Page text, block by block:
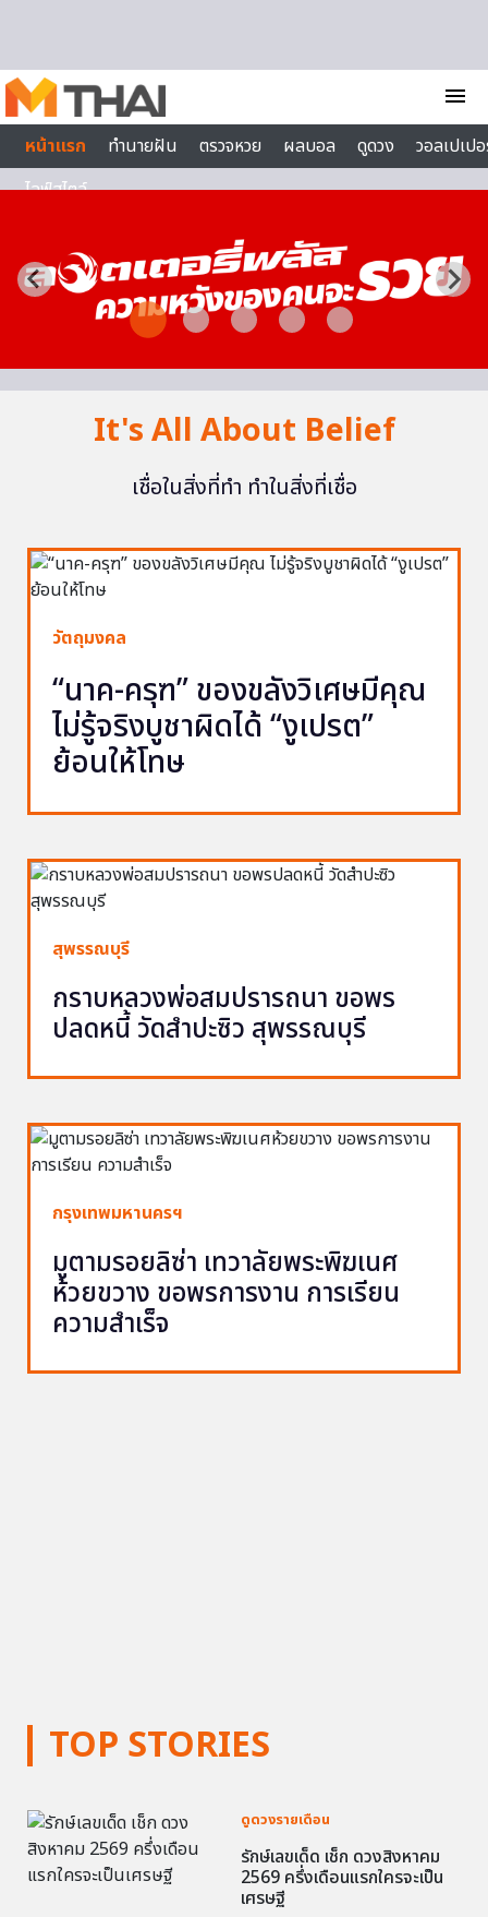
menu
หน้าแรก
ทำนายฝัน ตรวจหวย ผลบอล ดูดวง
วอลเปเป
ไลฟ์สไตล์
It's All About Belief
เชื่อในสิ่งที่ทำ ทำในสิ่งที่เชื่อ
TOP STORIES
ดูดวงรายเดือน
รักษ์เลขเด็ด เช็ก ดวงสิงหาคม
2569 ครึ่งเดือนแรกใครจะเป็น
เศรษฐี
วัตถุมงคล
“นาค-ครุฑ” ของขลังวิเศษมีคุณ
ไม่รู้จริงบูชาผิดได้ “งูเปรต”
ย้อนให้โทษ
สุพรรณบุรี
กราบหลวงพ่อสมปรารถนา ขอพร
ปลดหนี้ วัดสำปะซิว สุพรรณบุรี
กรุงเทพมหานครฯ
มูตามรอยลิซ่า เทวาลัยพระพิฆเนศ
ห้วยขวาง ขอพรการงาน การเรียน
ความสำเร็จ